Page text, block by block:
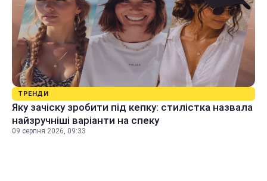
ТРЕНДИ
Яку зачіску зробити під кепку: стилістка назвала
найзручніші варіанти на спеку
09 серпня 2026, 09:33